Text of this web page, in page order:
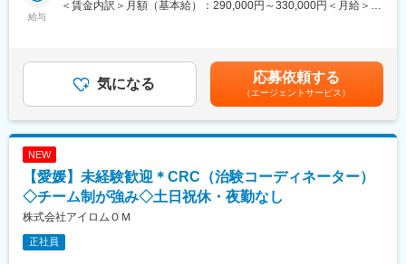
ォローアップ研修や、専門性を高める継続研修、階層別研修など
【働きやすい制度と環境】
・ご自宅から1時間程度で通える施設をお任せする予定です。
・スーパーフレックスタイム制を導入しており、社員自身が業務
のスケジュールに合わせて始業、就業時間を決めることができま
す。
・産前産後休暇（妊娠中時短勤務あり）、子供が3歳になるまで取
得できる育児休業、
復帰後は短時間勤務制度の利用も可能。
※育児休業から復帰し3ヶ月後に、育児補助支援金を給付。
※育児休業、時短勤務制度は入社～1年経過後から取得可能。
また、患者さんや医師とのコミュニケーションを取り、試験がス
に貢献できるやりがいのある仕事です。
※担当する医療機関に常駐しての業務となります。
（2）スケジュール管理力：
治験には決まった検査や診察の予定があるため、患者さんが無理
なく通えるように予定を調整する力が身につきます。
（3）医療の知識：
給与
＜賃金内訳＞月額（基本給）：290,000円～330,000円＜月給＞
る可能性があります。月給(月額)は固定手当を含めた表記です。
気になる 応募依頼する
（エージェントサービス）
NEW
【愛媛】未経験歓迎＊CRC（治験コーディネーター）
◇チーム制が強み◇土日祝休・夜勤なし
株式会社アイロムＯＭ
正社員